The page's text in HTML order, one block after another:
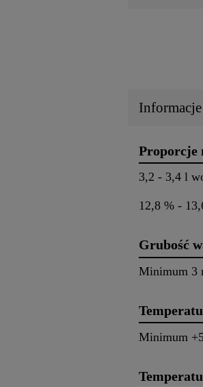
Proporcje
3,2 - 3,4 l
12,8 % -
Grubość
Minimum 3
Minimum